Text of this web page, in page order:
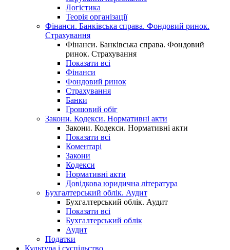
Логістика
Теорія організації
Фінанси. Банківська справа. Фондовий ринок.
Страхування
Фінанси. Банківська справа. Фондовий
ринок. Страхування
Показати всі
Фінанси
Фондовий ринок
Страхування
Банки
Грошовий обіг
Закони. Кодекси. Нормативні акти
Закони. Кодекси. Нормативні акти
Показати всі
Коментарі
Закони
Кодекси
Нормативні акти
Довідкова юридична література
Бухгалтерський облік. Аудит
Бухгалтерський облік. Аудит
Показати всі
Бухгалтерський облік
Аудит
Податки
Культура і суспільство